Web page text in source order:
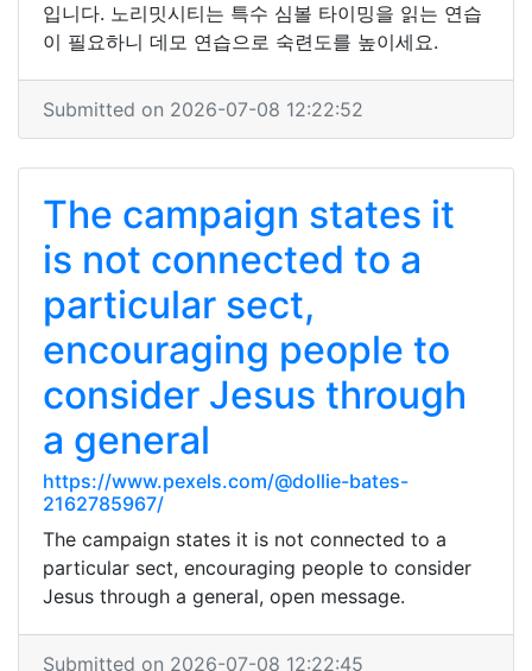
입니다. 노리밋시티는 특수 심볼 타이밍을 읽는 연습
이 필요하니 데모 연습으로 숙련도를 높이세요.
Submitted on 2026-07-08 12:22:52
The campaign states it
is not connected to a
particular sect,
encouraging people to
consider Jesus through
a general
https://www.pexels.com/@dollie-bates-
2162785967/
The campaign states it is not connected to a
particular sect, encouraging people to consider
Jesus through a general, open message.
Submitted on 2026-07-08 12:22:45